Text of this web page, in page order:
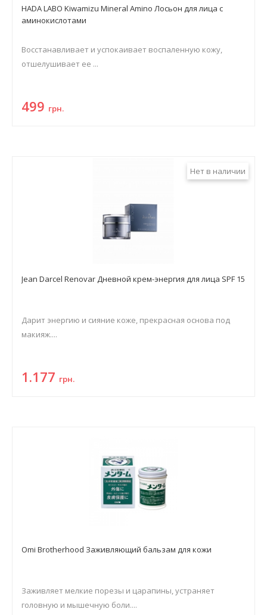
HADA LABO Kiwamizu Mineral Amino Лосьон для лица с
аминокислотами
Восстанавливает и успокаивает воспаленную кожу,
отшелушивает ее ...
499 грн.
Нет в наличии
Jean Darcel Renovar Дневной крем-энергия для лица SPF 15
Дарит энергию и сияние коже, прекрасная основа под
макияж....
1.177 грн.
Оmi Brоtherhооd Заживляющий бальзам для кожи
Заживляет мелкие порезы и царапины, устраняет
головную и мышечную боли....